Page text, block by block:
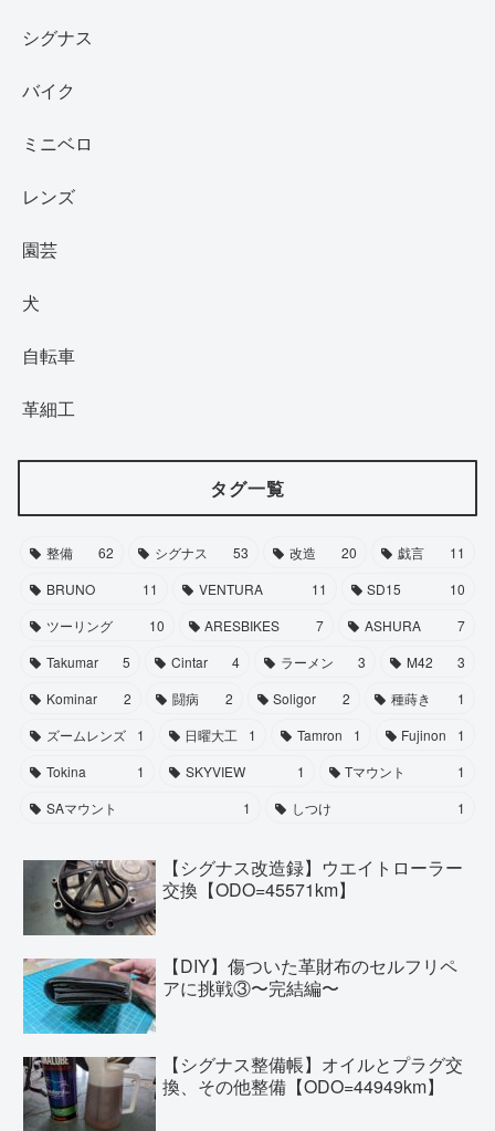
シグナス
バイク
ミニベロ
レンズ
園芸
犬
自転車
革細工
タグ一覧
整備 62 シグナス 53 改造 20 戯言
11
BRUNO
11 VENTURA 11 SD15
10
ツーリング
10 ARESBIKES 7 ASHURA
7
Takumar
5 Cintar 4 ラーメン 3 M42
3
Kominar
2 闘病 2 Soligor 2 種蒔き
1
ズームレンズ
1 日曜大工 1 Tamron 1 Fujinon
1
Tokina
1 SKYVIEW 1 Tマウント
1
SAマウント
1 しつけ 1
【シグナス改造録】ウエイトローラー
交換【ODO=45571km】
【DIY】傷ついた革財布のセルフリペ
アに挑戦③〜完結編〜
【シグナス整備帳】オイルとプラグ交
換、その他整備【ODO=44949km】